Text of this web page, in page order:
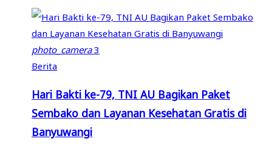
photo_camera3
Berita
Hari Bakti ke-79, TNI AU Bagikan Paket
Sembako dan Layanan Kesehatan Gratis di
Banyuwangi